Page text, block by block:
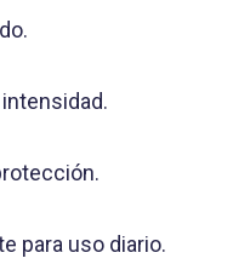
para uso diario.